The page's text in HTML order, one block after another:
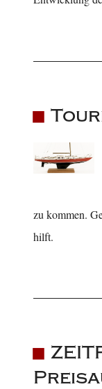
zu kommen.
hilft.